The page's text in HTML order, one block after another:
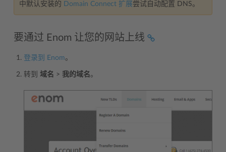
中默认安装的 Domain Connect 扩展尝试自动配置 DNS。
要通过 Enom 让您的网站上线
登录到 Enom。
转到 域名 > 我的域名。